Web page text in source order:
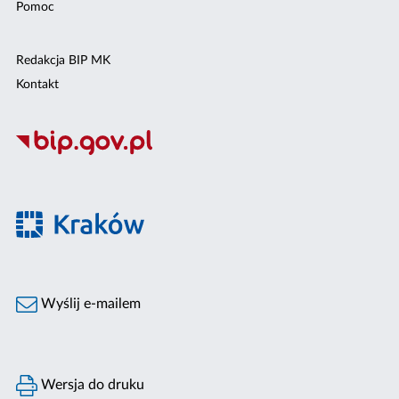
Pomoc
Redakcja BIP MK
Kontakt
Wyślij e-mailem
Wersja do druku